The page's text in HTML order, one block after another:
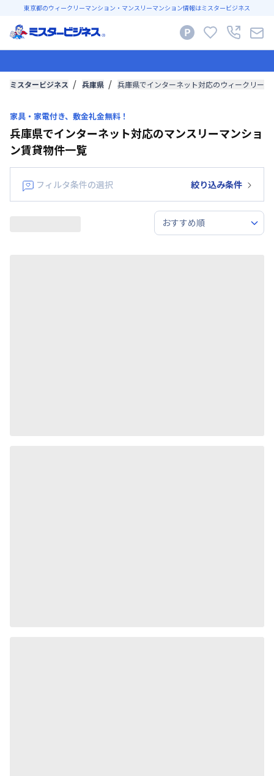
東京都のウィークリーマンション・マンスリーマンション情報はミスタービジネス
ミスタービジネス 兵庫県 兵庫県でインターネット対応のウィークリー
家具・家電付き、敷金礼金無料！
兵庫県でインターネット対応のマンスリーマンショ
ン賃貸物件一覧
フィルタ条件の選択 絞り込み条件